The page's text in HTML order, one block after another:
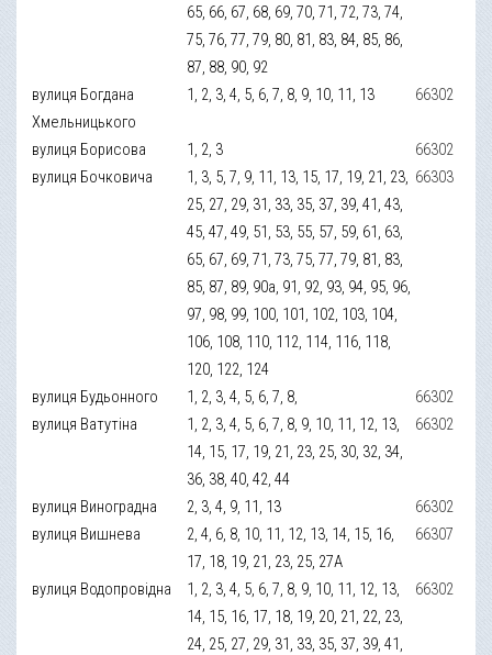
65, 66, 67, 68, 69, 70, 71, 72, 73, 74,
75, 76, 77, 79, 80, 81, 83, 84, 85, 86,
87, 88, 90, 92
вулиця Богдана
Хмельницького
1, 2, 3, 4, 5, 6, 7, 8, 9, 10, 11, 13 66302
вулиця Борисова 1, 2, 3
66302
вулиця Бочковича
1, 3, 5, 7, 9, 11, 13, 15, 17, 19, 21, 23,
25, 27, 29, 31, 33, 35, 37, 39, 41, 43,
45, 47, 49, 51, 53, 55, 57, 59, 61, 63,
65, 67, 69, 71, 73, 75, 77, 79, 81, 83,
85, 87, 89, 90a, 91, 92, 93, 94, 95, 96,
97, 98, 99, 100, 101, 102, 103, 104,
106, 108, 110, 112, 114, 116, 118,
120, 122, 124
66303
вулиця Будьонного 1, 2, 3, 4, 5, 6, 7, 8,
66302
вулиця Ватутіна
1, 2, 3, 4, 5, 6, 7, 8, 9, 10, 11, 12, 13,
14, 15, 17, 19, 21, 23, 25, 30, 32, 34,
36, 38, 40, 42, 44
66302
вулиця Виноградна 2, 3, 4, 9, 11, 13
66302
вулиця Вишнева
2, 4, 6, 8, 10, 11, 12, 13, 14, 15, 16,
17, 18, 19, 21, 23, 25, 27А
66307
вулиця Водопровідна
1, 2, 3, 4, 5, 6, 7, 8, 9, 10, 11, 12, 13,
14, 15, 16, 17, 18, 19, 20, 21, 22, 23,
24, 25, 27, 29, 31, 33, 35, 37, 39, 41,
66302